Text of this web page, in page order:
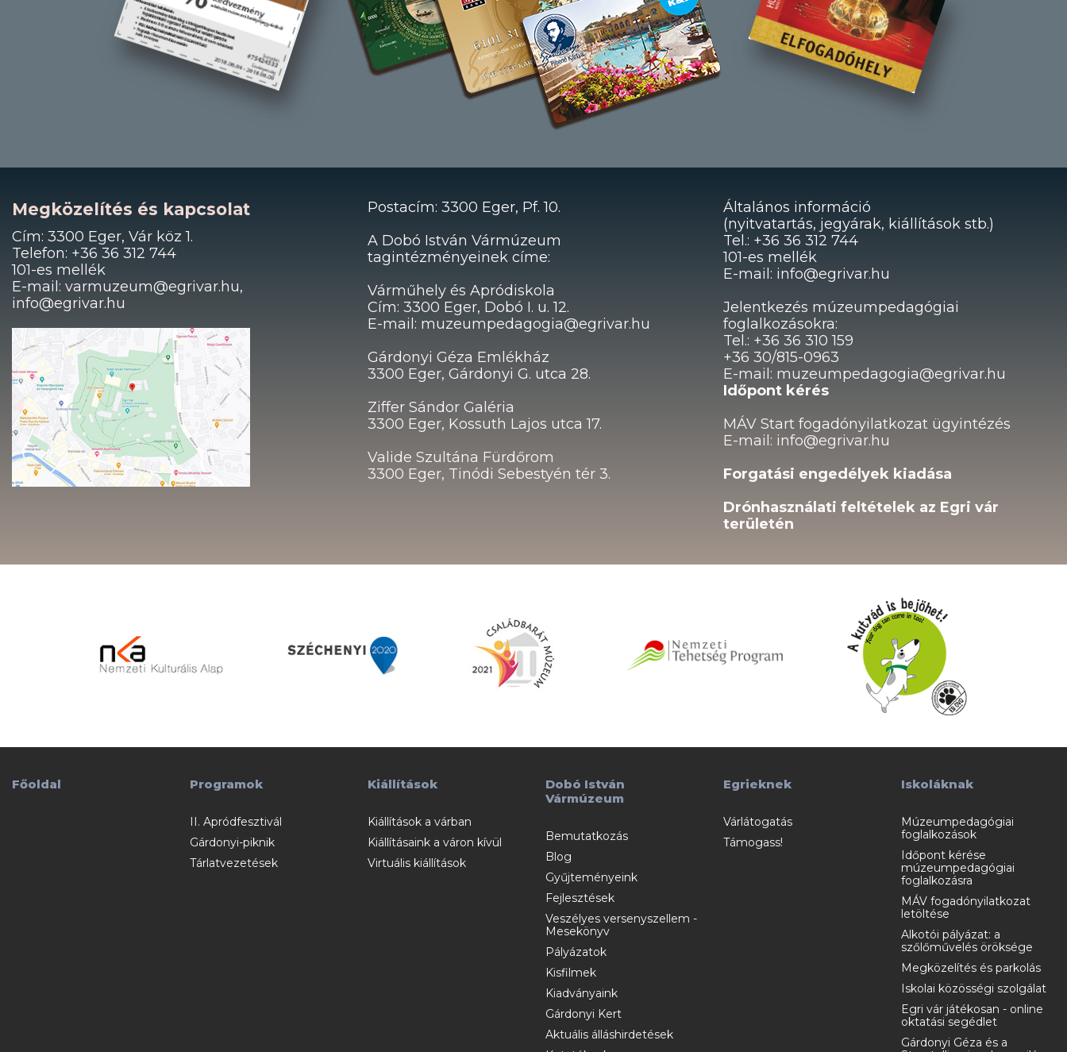
Megközelítés és kapcsolat
Cím: 3300 Eger, Vár köz 1.
Telefon: +36 36 312 744
101-es mellék
E-mail: varmuzeum@egrivar.hu,
info@egrivar.hu
Postacím: 3300 Eger, Pf. 10.
A Dobó István Vármúzeum
tagintézményeinek címe:
Várműhely és Apródiskola
Cím: 3300 Eger, Dobó I. u. 12.
E-mail: muzeumpedagogia@egrivar.hu
Gárdonyi Géza Emlékház
3300 Eger, Gárdonyi G. utca 28.
Ziffer Sándor Galéria
3300 Eger, Kossuth Lajos utca 17.
Valide Szultána Fürdőrom
3300 Eger, Tinódi Sebestyén tér 3.
Általános információ
(nyitvatartás, jegyárak, kiállítások stb.)
Tel.: +36 36 312 744
101-es mellék
E-mail: info@egrivar.hu
Jelentkezés múzeumpedagógiai
foglalkozásokra:
Tel.: +36 36 310 159
+36 30/815-0963
E-mail: muzeumpedagogia@egrivar.hu
Időpont kérés
MÁV Start fogadónyilatkozat ügyintézés
E-mail: info@egrivar.hu
Forgatási engedélyek kiadása
Drónhasználati feltételek az Egri vár
területén
Főoldal Programok
II. Apródfesztivál
Gárdonyi-piknik
Tárlatvezetések
Kiállítások
Kiállítások a várban
Kiállításaink a váron kívül
Virtuális kiállítások
Dobó István
Vármúzeum
Bemutatkozás
Blog
Gyűjteményeink
Fejlesztések
Veszélyes versenyszellem -
Mesekönyv
Pályázatok
Kisfilmek
Kiadványaink
Gárdonyi Kert
Aktuális álláshirdetések
Egrieknek
Várlátogatás
Támogass!
Iskoláknak
Múzeumpedagógiai
foglalkozások
Időpont kérése
múzeumpedagógiai
foglalkozásra
MÁV fogadónyilatkozat
letöltése
Alkotói pályázat: a
szőlőművelés öröksége
Megközelítés és parkolás
Iskolai közösségi szolgálat
Egri vár játékosan - online
oktatási segédlet
Gárdonyi Géza és a